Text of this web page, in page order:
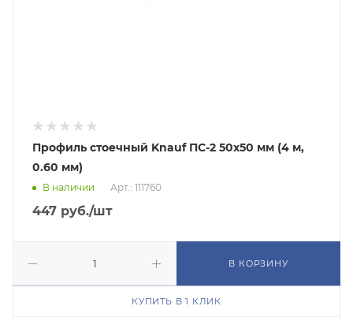
Профиль стоечный Knauf ПС-2 50х50 мм (4 м,
0.60 мм)
В наличии Арт.: 111760
447 руб./шт
В КОРЗИНУ
КУПИТЬ В 1 КЛИК